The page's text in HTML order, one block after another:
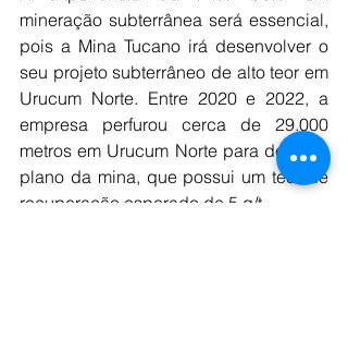
mineração subterrânea será essencial,
pois a Mina Tucano irá desenvolver o
seu projeto subterrâneo de alto teor em
Urucum Norte. Entre 2020 e 2022, a
empresa perfurou cerca de 29.000
metros em Urucum Norte para definir o
plano da mina, que possui um teor de
recuperação esperado de 5 g/t.